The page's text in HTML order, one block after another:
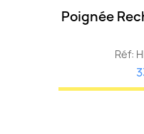
Poignée
Réf: